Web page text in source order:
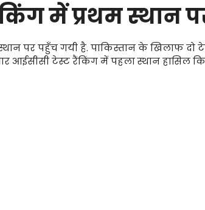
में प्रथम स्थान
पर पहुँच गयी है. पाकिस्तान के खिलाफ दो
आईसीसी टेस्ट रैंकिंग में पहला स्थान हासिल